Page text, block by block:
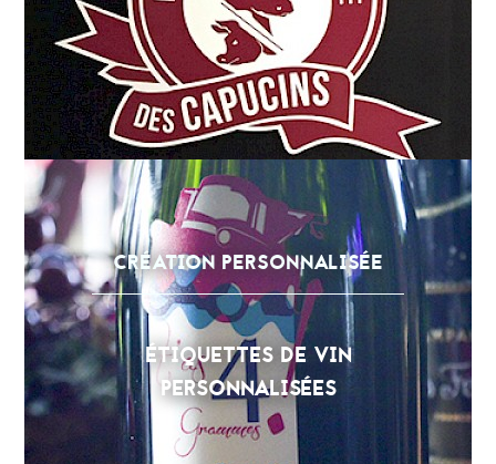
CRÉATION PERSONNALISÉE
ÉTIQUETTES DE VIN
PERSONNALISÉES